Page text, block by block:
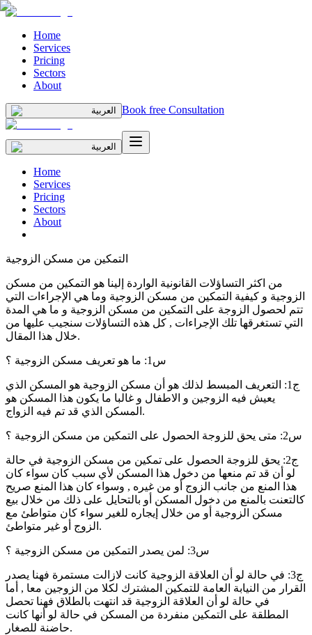
Home
Services
Pricing
Sectors
About
العربية Book free Consultation
العربية
Home
Services
Pricing
Sectors
About
التمكين من مسكن الزوجية
من اكثر التساؤلات القانونية الواردة إلينا هو التمكين من مسكن
الزوجية و كيفية التمكين من مسكن الزوجية وما هي الإجراءات التي
تتم لحصول الزوجة على التمكين من مسكن الزوجية و ما هي المدة
التي تستغرقها تلك الإجراءات , كل هذه التساؤلات سنجيب عليها من
خلال هذا المقال.
س1: ما هو تعريف مسكن الزوجية ؟
ج1: التعريف المبسط لذلك هو أن مسكن الزوجية هو المسكن الذي
يعيش فيه الزوجين و الاطفال و غالبا ما يكون هذا المسكن هو
المسكن الذي قد تم فيه الزواج.
س2: متى يحق للزوجة الحصول على التمكين من مسكن الزوجية ؟
ج2: يحق للزوجة الحصول على تمكين من مسكن الزوجية في حالة
لو أن قد تم منعها من دخول هذا المسكن لأي سبب كان سواء كان
هذا المنع من جانب الزوج أو من غيره , وسواء كان هذا المنع صريح
كالتعنت بالمنع من دخول المسكن أو بالتحايل على ذلك من خلال بيع
مسكن الزوجية أو من خلال إيجاره للغير سواء كان متواطئ مع
الزوج أو غير متواطئ.
س3: لمن يصدر التمكين من مسكن الزوجية ؟
ج3: في حالة لو أن العلاقة الزوجية كانت لازالت مستمرة فهنا يصدر
القرار من النيابة العامة للتمكين المشترك لكلا من الزوجين معا , أما
في حالة لو أن العلاقة الزوجية قد انتهت بالطلاق فهنا تحصل
المطلقة على التمكين منفردة من المسكن في حالة لو أنها كانت
حاضنة للصغار.